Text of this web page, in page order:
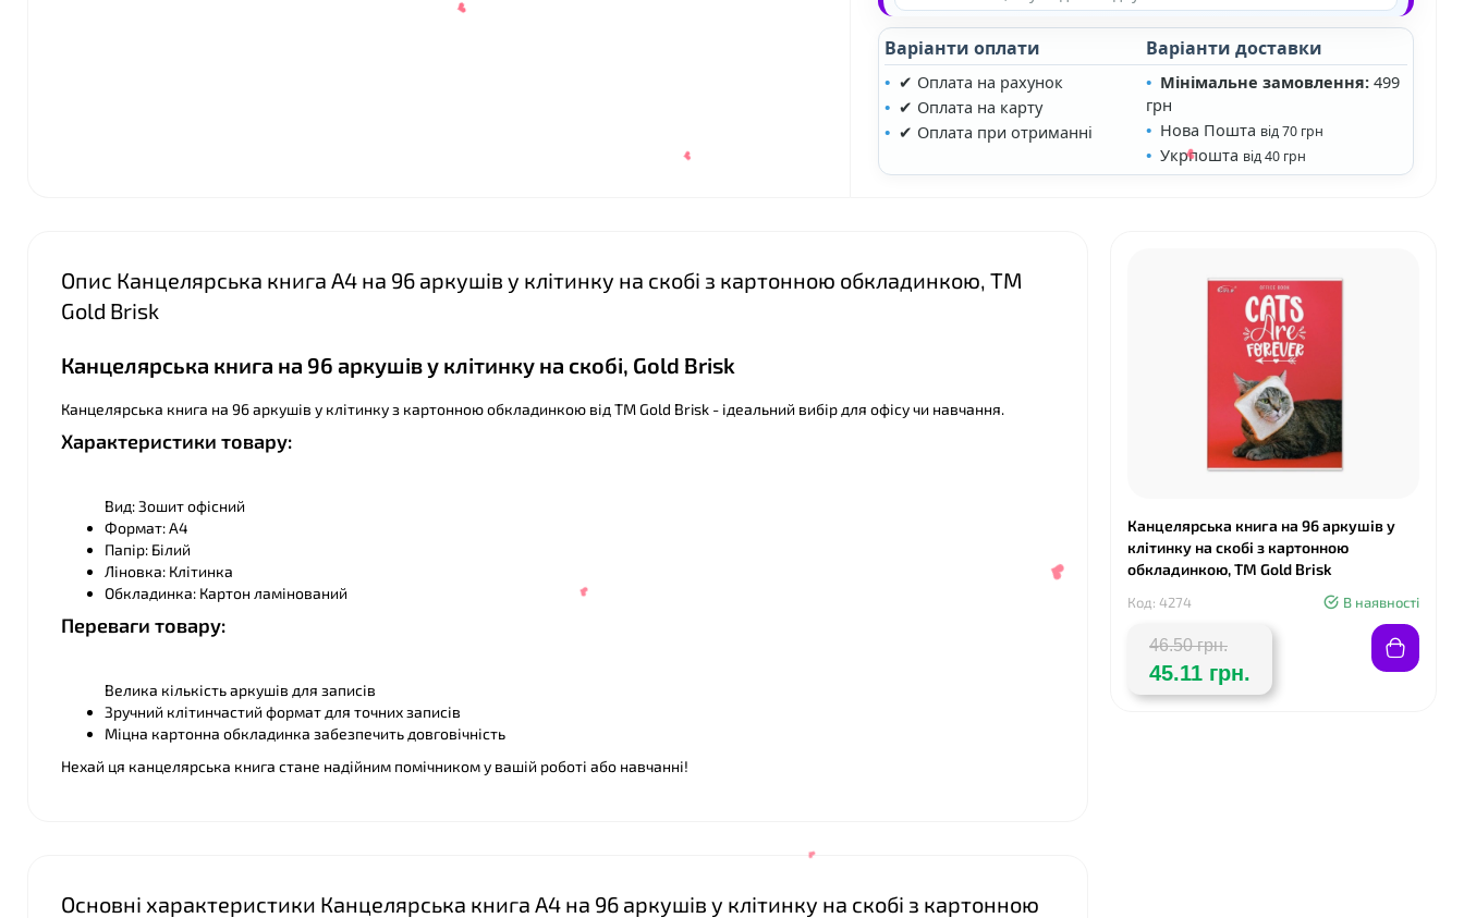
Варіанти оплати
✔ Оплата на рахунок
✔ Оплата на карту
✔ Оплата при отриманні
Варіанти доставки
Мінімальне замовлення:499
грн
Нова Пошта від 70 грн
Укрпошта від 40 грн
Опис Канцелярська книга А4 на 96 аркушів у клітинку на скобі з картонною обкладинкою, ТМ
Gold Brisk
Канцелярська книга на 96 аркушів у клітинку на скобі, Gold Brisk
Канцелярська книга на 96 аркушів у клітинку з картонною обкладинкою від ТМ Gold Brisk - ідеальний вибір для офісу чи навчання.
Характеристики товару:
Вид: Зошит офісний
Формат: А4
Папір: Білий
Ліновка: Клітинка
Обкладинка: Картон ламінований
Переваги товару:
Велика кількість аркушів для записів
Зручний клітинчастий формат для точних записів
Міцна картонна обкладинка забезпечить довговічність
Нехай ця канцелярська книга стане надійним помічником у вашій роботі або навчанні!
Основні характеристики Канцелярська книга А4 на 96 аркушів у клітинку на скобі з картонною
Канцелярська книга на 96 аркушів у
клітинку на скобі з картонною
обкладинкою, ТМ Gold Brisk
Код: 4274 В наявності
46.50 грн.
45.11 грн.
❤